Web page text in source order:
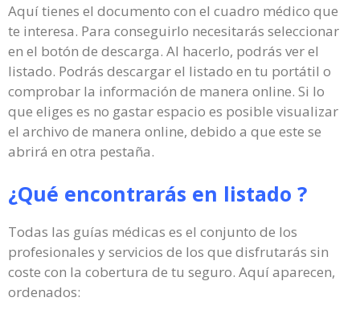
Aquí tienes el documento con el cuadro médico que
te interesa. Para conseguirlo necesitarás seleccionar
en el botón de descarga. Al hacerlo, podrás ver el
listado. Podrás descargar el listado en tu portátil o
comprobar la información de manera online. Si lo
que eliges es no gastar espacio es posible visualizar
el archivo de manera online, debido a que este se
abrirá en otra pestaña.
¿Qué encontrarás en listado ?
Todas las guías médicas es el conjunto de los
profesionales y servicios de los que disfrutarás sin
coste con la cobertura de tu seguro. Aquí aparecen,
ordenados: